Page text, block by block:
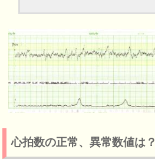
心拍数の正常、異常数値は？